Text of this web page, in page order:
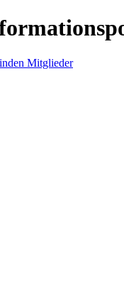
Mitglieder